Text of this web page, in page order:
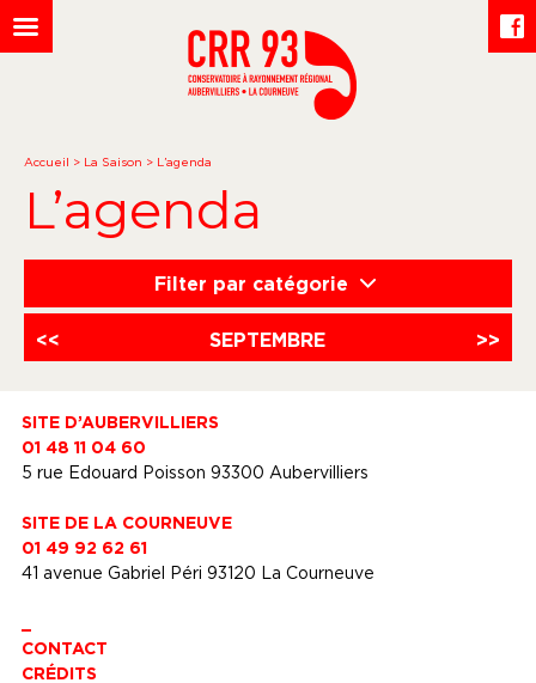
Accueil > La Saison > L’agenda
L’agenda
Filter par catégorie
<< SEPTEMBRE >>
SITE D’AUBERVILLIERS
01 48 11 04 60
5 rue Edouard Poisson 93300 Aubervilliers
SITE DE LA COURNEUVE
01 49 92 62 61
41 avenue Gabriel Péri 93120 La Courneuve
CONTACT
CRÉDITS